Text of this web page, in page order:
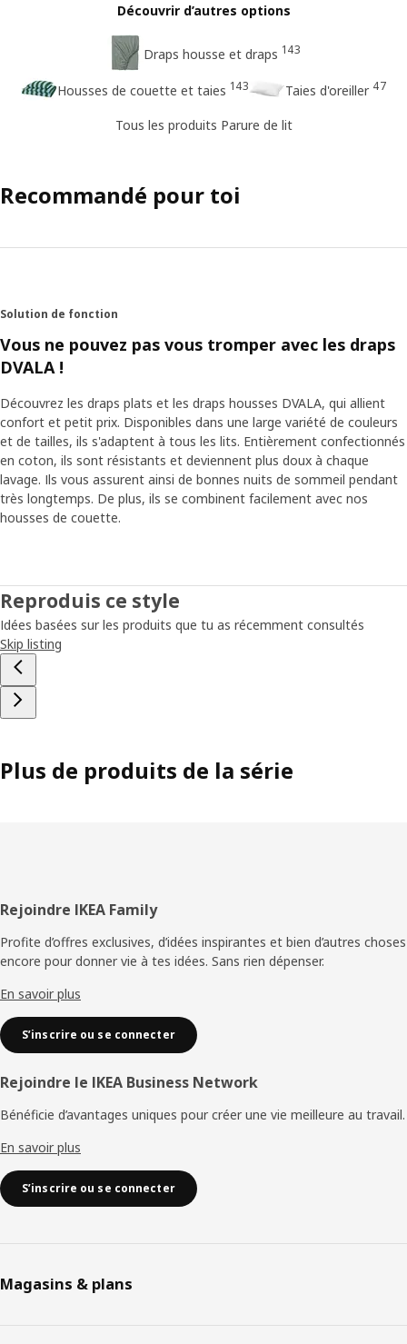
Découvrir d’autres options
Draps housse et draps 143
Housses de couette et taies 143 Taies d'oreiller 47
Tous les produits Parure de lit
Recommandé pour toi
Solution de fonction
Vous ne pouvez pas vous tromper avec les draps
DVALA !
Découvrez les draps plats et les draps housses DVALA, qui allient
confort et petit prix. Disponibles dans une large variété de couleurs
et de tailles, ils s'adaptent à tous les lits. Entièrement confectionnés
en coton, ils sont résistants et deviennent plus doux à chaque
lavage. Ils vous assurent ainsi de bonnes nuits de sommeil pendant
très longtemps. De plus, ils se combinent facilement avec nos
housses de couette.
Reproduis ce style
Idées basées sur les produits que tu as récemment consultés
Skip listing
Plus de produits de la série
Pied
de
page
Rejoindre IKEA Family
Profite d’offres exclusives, d’idées inspirantes et bien d’autres choses
encore pour donner vie à tes idées. Sans rien dépenser.
En savoir plus
S’inscrire ou se connecter
Rejoindre le IKEA Business Network
Bénéficie d’avantages uniques pour créer une vie meilleure au travail.
En savoir plus
S’inscrire ou se connecter
Magasins & plans